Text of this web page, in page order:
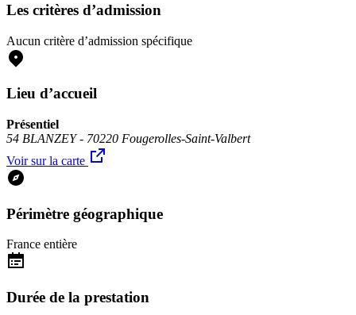
Les critères d’admission
Aucun critère d’admission spécifique
Lieu d’accueil
Présentiel
54 BLANZEY - 70220 Fougerolles-Saint-Valbert
Voir sur la carte
Périmètre géographique
France entière
Durée de la prestation